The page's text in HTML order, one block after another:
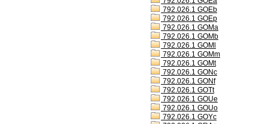
792.026.1 GOEb
792.026.1 GOEp
792.026.1 GOMa
792.026.1 GOMb
792.026.1 GOMl
792.026.1 GOMm
792.026.1 GOMt
792.026.1 GONc
792.026.1 GONf
792.026.1 GOTt
792.026.1 GOUe
792.026.1 GOUo
792.026.1 GOYc